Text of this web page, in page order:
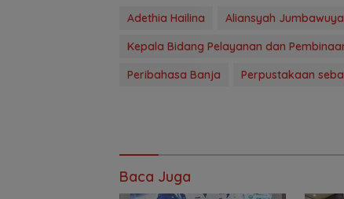
Adethia Hailina Aliansyah Jumbawuya
Kepala Bidang Pelayanan dan
Peribahasa Banja
Perpustakaan
Baca Juga